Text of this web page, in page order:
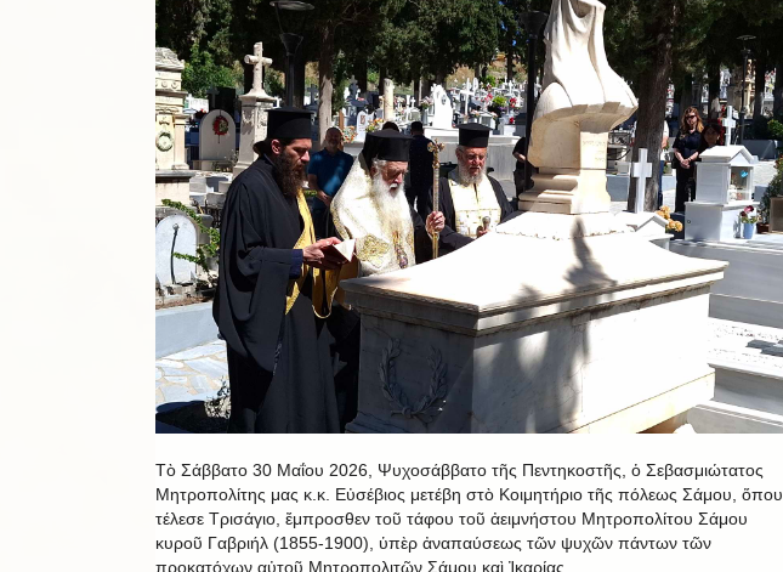
Τὸ Σάββατο 30 Μαΐου 2026, Ψυχοσάββατο τῆς Πεντηκοστῆς, ὁ Σεβασμιώτατος
Μητροπολίτης μας κ.κ. Εὐσέβιος μετέβη στὸ Κοιμητήριο τῆς πόλεως Σάμου, ὅπου
τέλεσε Τρισάγιο, ἔμπροσθεν τοῦ τάφου τοῦ ἀειμνήστου Μητροπολίτου Σάμου
κυροῦ Γαβριήλ (1855-1900), ὑπὲρ ἀναπαύσεως τῶν ψυχῶν πάντων τῶν
προκατόχων αὐτοῦ Μητροπολιτῶν Σάμου καὶ Ἰκαρίας.